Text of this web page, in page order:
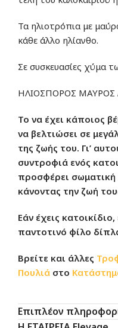
Τα ηλιοτρόπια με
κάθε άλλο ηλίανθο.
Σε συσκευασίες χύμα
ΗΛΙΟΣΠΟΡΟΣ ΜΑΥΡΟΣ
Το να έχει κάποιος
να βελτιώσει σε
της ζωής του. Γι’
συντροφιά ενός
προσφέρει σωματική
κάνοντας την ζωή
Εάν έχεις
παντοτινό φίλο
Βρείτε και άλλες
Πουλιά στο
Επιπλέον